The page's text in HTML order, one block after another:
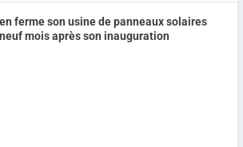
ferme son usine de panneaux solaires
mois après son inauguration